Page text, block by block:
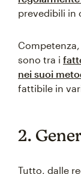
prevedibili in
sono tra i
nei suoi
fattibile in
2.
Tutto, dalle